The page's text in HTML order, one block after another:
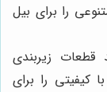
را برای بیل
زیربندی
را برای